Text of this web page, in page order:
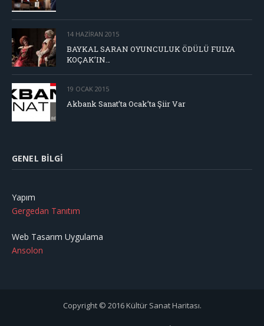
14 HAZIRAN 2015
BAYKAL SARAN OYUNCULUK ÖDÜLÜ FULYA
KOÇAK’IN…
19 OCAK 2015
Akbank Sanat’ta Ocak’ta Şiir Var
GENEL BILGI
Yapım
Gergedan Tanıtım
Web Tasarım Uygulama
Ansolon
Copyright © 2016 Kültür Sanat Haritası.